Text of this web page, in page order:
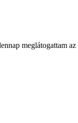
meglátogattam